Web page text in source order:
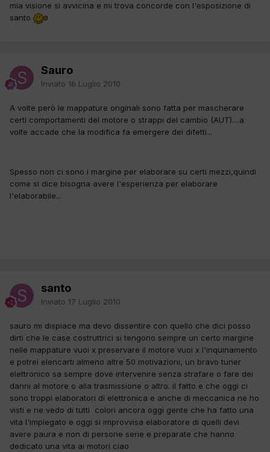
mia visione si avvicina e mi trova concorde con l'esposizione di
santo
Sauro
Inviato 16 Luglio 2010
A volte però le mappature originali sono fatta per mascherare
certi comportamenti del motore o strappi del cambio (AUT)....a
volte accade che la modifica fa emergere dei difetti...
Spesso non ci sono i margine per elaborare su certi mezzi,quindi
come si dice bisogna avere l'esperienza per elaborare
l'elaborabile...
santo
Inviato 17 Luglio 2010
sauro mi dispiace ma devo dissentire con quello che dici posso
dirti che le case costruttrici si tengono sempre un certo margine
nelle mappature vuoi x preservare il motore vuoi x l'inquinamento
e potrei elencarti almeno altre 50 motivazioni, un bravo tuner
elettronico sa sempre dove intervenire senza strafare o fare dei
danni al motore o alla trasmissione o altro. il fatto e che oggi ci
sono troppi elaboratori di elettronica e anche di meccanica ne ho
visti e ne vedo di tutti colori ancora oggi gente che ha fatto una
vita l'impiegato e oggi si improvvisa elaboratore di quelli devi
avere paura e non di persone serie e preparate che hanno
dedicato una vita ai motori ciao